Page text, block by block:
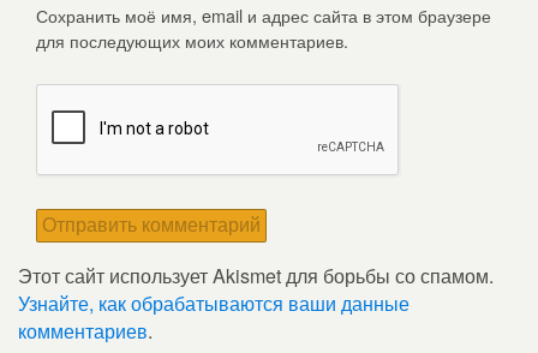
Сохранить моё имя, email и адрес сайта в этом браузере
для последующих моих комментариев.
Этот сайт использует Akismet для борьбы со спамом.
Узнайте, как обрабатываются ваши данные
комментариев.